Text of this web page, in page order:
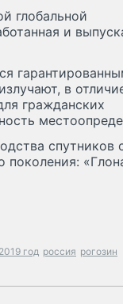
глобальной
и
в
гражданских
спутников
год россия рогозин